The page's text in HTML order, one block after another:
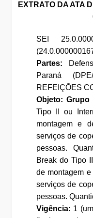
EXTRATO DA ATA
SEI
Partes:
Paraná
REFEIÇÕES
Objeto: Grupo
Tipo II ou
montagem e
serviços de
pessoas.
Break do Tipo
de montagem
serviços de
pessoas.
Vigência: 1